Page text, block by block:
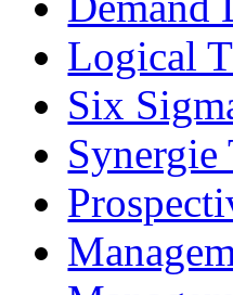
Logical
Six